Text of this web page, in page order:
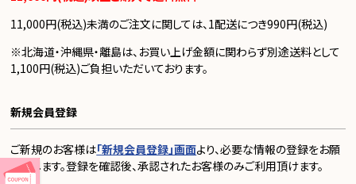
11,000円(税込)未満のご注文に関しては、1配送につき990円(税込)
※北海道・沖縄県・離島は、お買い上げ金額に関わらず別途送料として
1,100円(税込)ご負担いただいております。
新規会員登録
ご新規のお客様は「新規会員登録」画面より、必要な情報の登録をお願
い致します。登録を確認後、承認されたお客様のみご利用頂けます。